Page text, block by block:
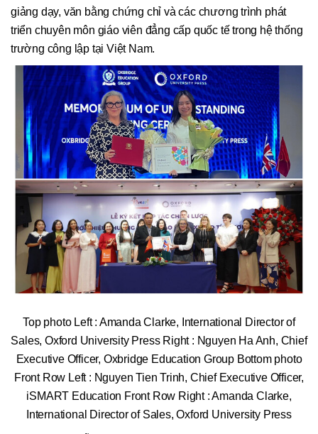
giảng dạy, văn bằng chứng chỉ và các chương trình phát
triển chuyên môn giáo viên đẳng cấp quốc tế trong hệ thống
trường công lập tại Việt Nam.
Top photo Left : Amanda Clarke, International Director of
Sales, Oxford University Press Right : Nguyen Ha Anh, Chief
Executive Officer, Oxbridge Education Group Bottom photo
Front Row Left : Nguyen Tien Trinh, Chief Executive Officer,
iSMART Education Front Row Right : Amanda Clarke,
International Director of Sales, Oxford University Press